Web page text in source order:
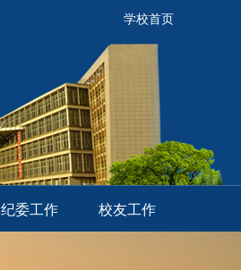
学校首页
纪委工作 校友工作